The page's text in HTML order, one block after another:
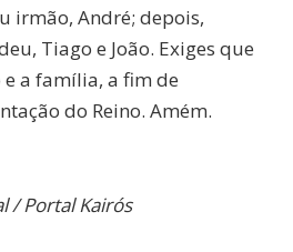
irmão, André; depois,
Tiago e João. Exiges que
a família, a fim de
do Reino. Amém.
/Portal Kairós